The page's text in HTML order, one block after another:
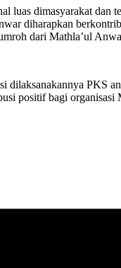
dimasyarakat dan
diharapkan
dari Mathla’ul
PKS
positif bagi